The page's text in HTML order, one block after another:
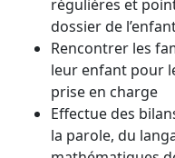
régulières et
dossier de
Rencontrer les
leur enfant pour
prise en charge
Effectue des
la parole, du